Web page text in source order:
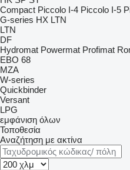
Compact Piccolo I-4 Piccolo I-5
G-series HX LTN
LTN
DF
Hydromat Powermat Profimat
EBO 68
MZA
W-series
Quickbinder
Versant
LPG
εμφάνιση όλων
Τοποθεσία
Αναζήτηση με ακτίνα